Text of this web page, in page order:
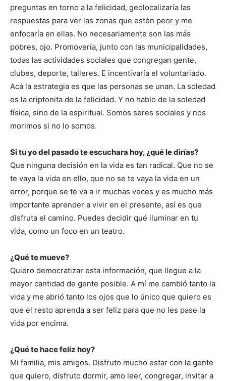
preguntas en torno a la felicidad, geolocalizaría las
respuestas para ver las zonas que estén peor y me
enfocaría en ellas. No necesariamente son las más
pobres, ojo. Promovería, junto con las municipalidades,
todas las actividades sociales que congregan gente,
clubes, deporte, talleres. E incentivaría el voluntariado.
Acá la estrategia es que las personas se unan. La soledad
es la criptonita de la felicidad. Y no hablo de la soledad
física, sino de la espiritual. Somos seres sociales y nos
morimos si no lo somos.
Si tu yo del pasado te escuchara hoy, ¿qué le dirías?
Que ninguna decisión en la vida es tan radical. Que no se
te vaya la vida en ello, que no se te vaya la vida en un
error, porque se te va a ir muchas veces y es mucho más
importante aprender a vivir en el presente, así es que
disfruta el camino. Puedes decidir qué iluminar en tu
vida, como un foco en un teatro.
¿Qué te mueve?
Quiero democratizar esta información, que llegue a la
mayor cantidad de gente posible. A mí me cambió tanto la
vida y me abrió tanto los ojos que lo único que quiero es
que el resto aprenda a ser feliz para que no les pase la
vida por encima.
¿Qué te hace feliz hoy?
Mi familia, mis amigos. Disfruto mucho estar con la gente
que quiero, disfruto dormir, amo leer, congregar, invitar a